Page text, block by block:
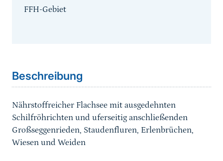
FFH-Gebiet
Beschreibung
Nährstoffreicher Flachsee mit ausgedehnten
Schilfröhrichten und uferseitig anschließenden
Großseggenrieden, Staudenfluren, Erlenbrüchen,
Wiesen und Weiden